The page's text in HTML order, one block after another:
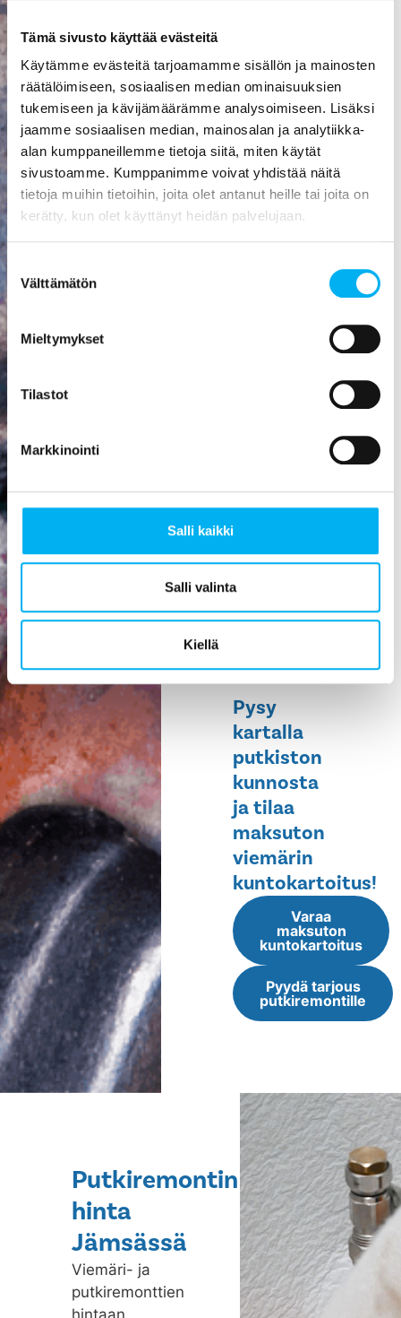
Tämä sivusto käyttää evästeitä
Käytämme evästeitä tarjoamamme sisällön ja mainosten
räätälöimiseen, sosiaalisen median ominaisuuksien
tukemiseen ja kävijämäärämme analysoimiseen. Lisäksi
jaamme sosiaalisen median, mainosalan ja analytiikka-
alan kumppaneillemme tietoja siitä, miten käytät
sivustoamme. Kumppanimme voivat yhdistää näitä
tietoja muihin tietoihin, joita olet antanut heille tai joita on
kerätty, kun olet käyttänyt heidän palvelujaan.
valinta
Välttämätön
Mieltymykset
Tilastot
Markkinointi
Salli kaikki
Salli valinta
Kiellä
pienikin
vuoto voi
aiheuttaa
mittavat
kosteusvauriot,
kuten
vesivahingon
homehtumisen.
parantaa
viihtyisyyttä,
ehkäisee
vesivahinkoja,
helpottaa
pidentää
elinikää.
Pysy
kartalla
putkiston
kunnosta
ja tilaa
maksuton
viemärin
kuntokartoitus!
Varaa
maksuton
kuntokartoitus
Pyydä tarjous
putkiremontille
Putkiremontin
hinta
Jämsässä
Viemäri- ja
putkiremonttien